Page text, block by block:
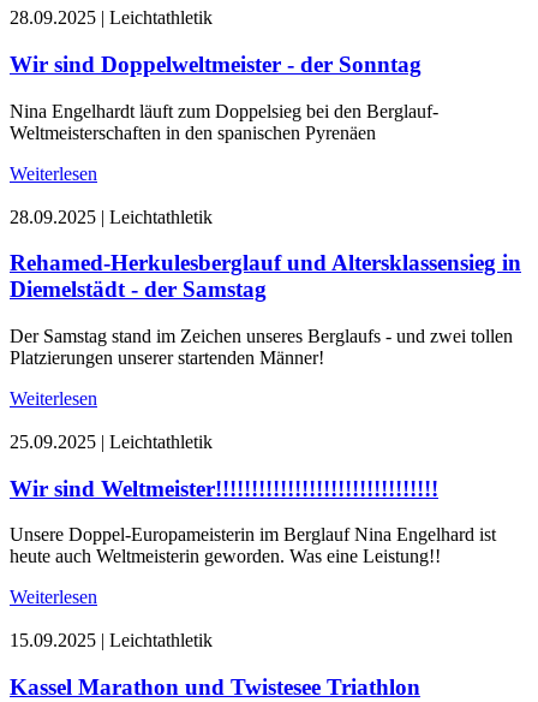
28.09.2025 | Leichtathletik
Wir sind Doppelweltmeister - der Sonntag
Nina Engelhardt läuft zum Doppelsieg bei den Berglauf-
Weltmeisterschaften in den spanischen Pyrenäen
Weiterlesen
28.09.2025 | Leichtathletik
Rehamed-Herkulesberglauf und Altersklassensieg in
Diemelstädt - der Samstag
Der Samstag stand im Zeichen unseres Berglaufs - und zwei tollen
Platzierungen unserer startenden Männer!
Weiterlesen
25.09.2025 | Leichtathletik
Wir sind Weltmeister!!!!!!!!!!!!!!!!!!!!!!!!!!!!!!!
Unsere Doppel-Europameisterin im Berglauf Nina Engelhard ist
heute auch Weltmeisterin geworden. Was eine Leistung!!
Weiterlesen
15.09.2025 | Leichtathletik
Kassel Marathon und Twistesee Triathlon